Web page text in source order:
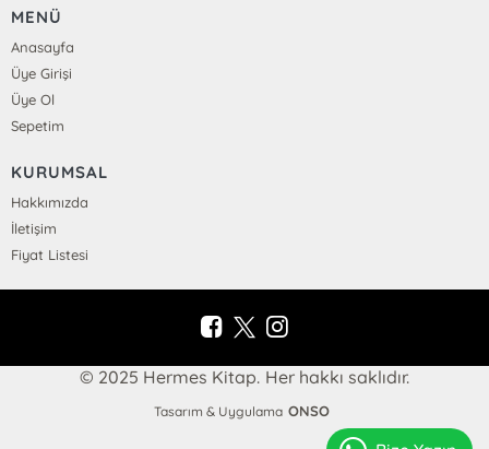
MENÜ
Anasayfa
Üye Girişi
Üye Ol
Sepetim
KURUMSAL
Hakkımızda
İletişim
Fiyat Listesi
© 2025 Hermes Kitap. Her hakkı saklıdır.
Tasarım & Uygulama ONSO